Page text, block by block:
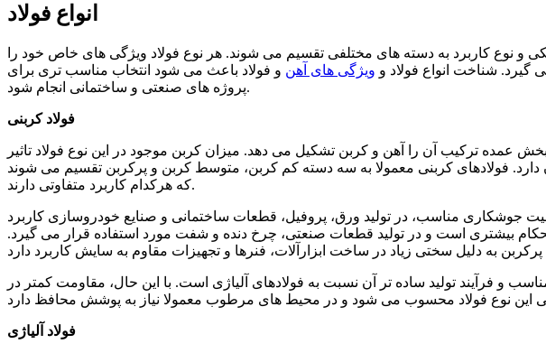
انواع فولاد
و نوع کاربرد به دسته های مختلفی تقسیم می شوند. هر نوع فولاد ویژگی های خاص خود را
گیرد. شناخت انواع فولاد و ویژگی های آهن و فولاد باعث می شود انتخاب مناسب تری برای
پروژه های صنعتی و ساختمانی انجام شود.
فولاد کربنی
بخش عمده ترکیب آن را آهن و کربن تشکیل می دهد. میزان کربن موجود در این نوع فولاد تاثیر
فولادهای کربنی معمولا به سه دسته کم کربن، متوسط کربن و پرکربن تقسیم می شوند
که هرکدام کاربرد متفاوتی دارند.
جوشکاری مناسب، در تولید ورق، پروفیل، قطعات ساختمانی و صنایع خودروسازی کاربرد
بیشتری است و در تولید قطعات صنعتی، چرخ دنده و شفت مورد استفاده قرار می گیرد.
و فرآیند تولید ساده تر آن نسبت به فولادهای آلیاژی است. با این حال، مقاومت کمتر در
فولاد آلیاژی